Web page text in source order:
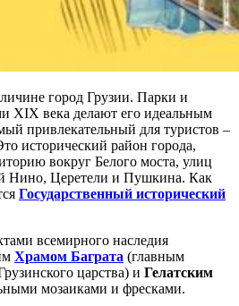
город Грузии. Парки и
XIX века делают его идеальным
привлекательный для туристов –
исторический район города,
вокруг Белого моста, улиц
Нино, Церетели и Пушкина. Как
Государственный исторический
всемирного наследия
Храмом Баграта (главным
царства) и Гелатским
мозаиками и фресками.